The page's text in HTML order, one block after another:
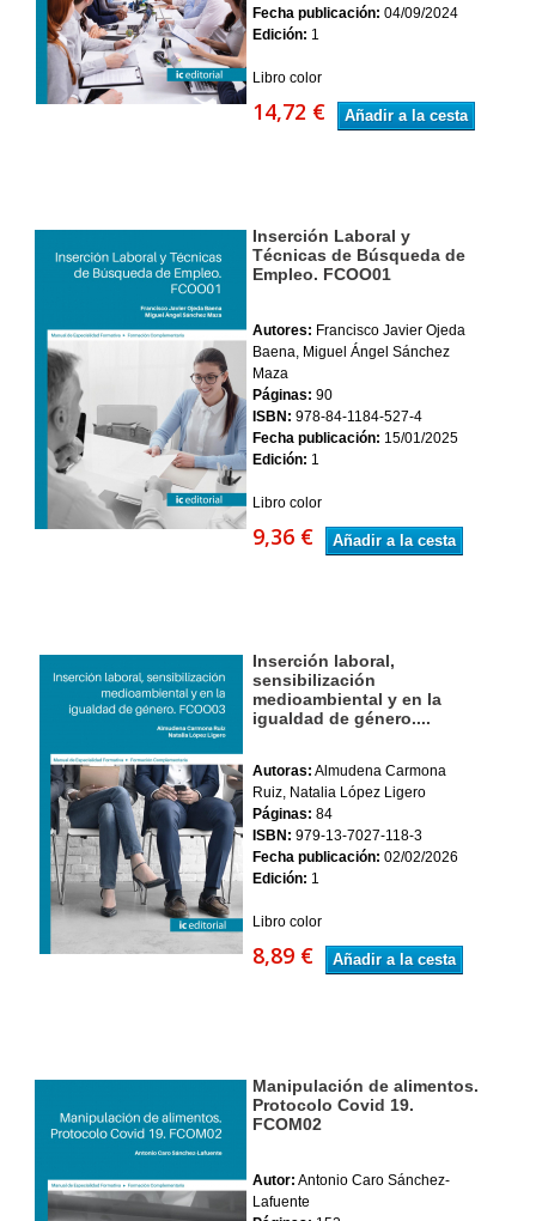
Fecha publicación: 04/09/2024
Edición: 1
Libro color
14,72 € Añadir a la cesta
Inserción Laboral y
Técnicas de Búsqueda de
Empleo. FCOO01
Autores: Francisco Javier Ojeda
Baena, Miguel Ángel Sánchez
Maza
Páginas: 90
ISBN: 978-84-1184-527-4
Fecha publicación: 15/01/2025
Edición: 1
Libro color
9,36 € Añadir a la cesta
Inserción laboral,
sensibilización
medioambiental y en la
igualdad de género....
Autoras: Almudena Carmona
Ruiz, Natalia López Ligero
Páginas: 84
ISBN: 979-13-7027-118-3
Fecha publicación: 02/02/2026
Edición: 1
Libro color
8,89 € Añadir a la cesta
Manipulación de alimentos.
Protocolo Covid 19.
FCOM02
Autor: Antonio Caro Sánchez-
Lafuente